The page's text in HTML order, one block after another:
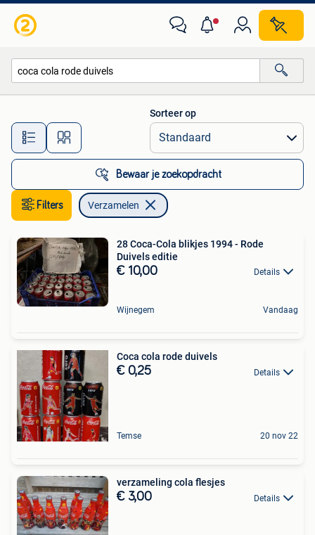
Alle afstanden…
Sorteer op
Bewaar je zoekopdracht
Filters Verzamelen
28 Coca-Cola blikjes 1994 - Rode
Duivels editie
€ 10,00 Details
Wijnegem Vandaag
Coca cola rode duivels
€ 0,25 Details
Temse 20 nov 22
verzameling cola flesjes
€ 3,00 Details